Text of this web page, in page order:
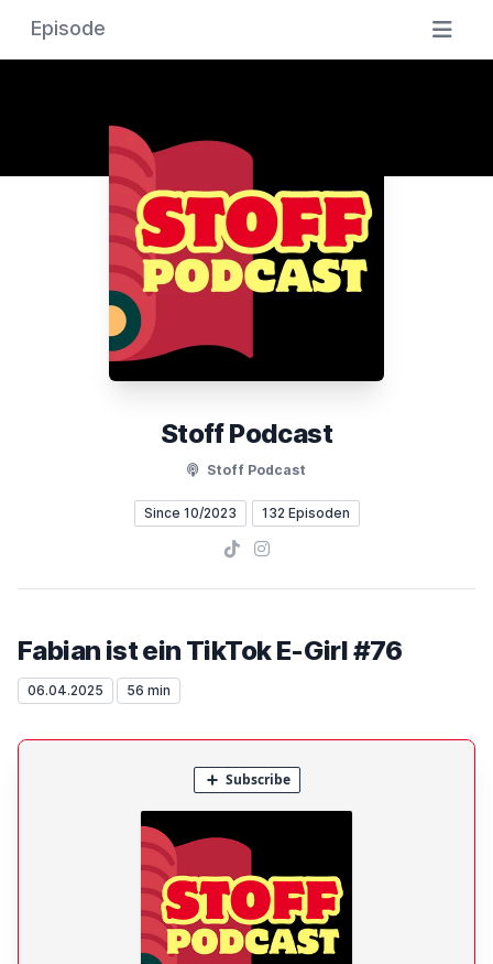
Episode
Stoff Podcast
Stoff Podcast
Since 10/2023 132 Episoden
TikTokInstagram
Fabian ist ein TikTok E-Girl #76
06.04.2025 56 min